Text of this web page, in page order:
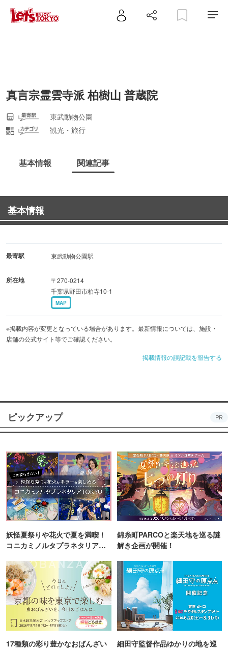
真言宗霊雲寺派 柏樹山 普蔵院
東武動物公園
観光・旅行
基本情報 関連記事
基本情報
最寄駅 東武動物公園駅
所在地
〒270-0214
千葉県野田市柏寺10-1
MAP
※掲載内容が変更となっている場合があります。最新情報については、施設・
店舗の公式サイト等でご確認ください。
掲載情報の誤記載を報告する
ピックアップ PR
妖怪夏祭りや花火で夏を満喫！
コニカミノルタプラネタリア
錦糸町PARCOと楽天地を巡る謎
解き企画が開催！
17種類の彩り豊かなおばんざい
細田守監督作品ゆかりの地を巡